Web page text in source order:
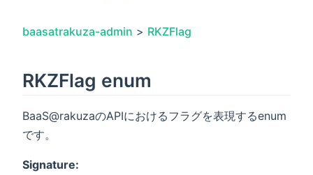
baasatrakuza-admin > RKZFlag
RKZFlag enum
BaaS@rakuzaのAPIにおけるフラグを表現するenum
です。
Signature: